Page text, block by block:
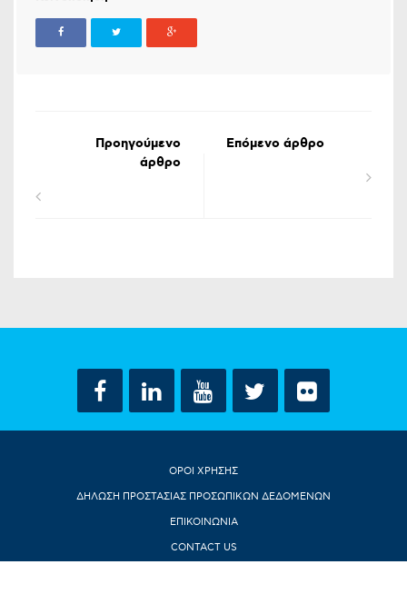
Προηγούμενο
άρθρο
Επόμενο άρθρο
ΟΡΟΙ ΧΡΗΣΗΣ
ΔΗΛΩΣΗ ΠΡΟΣΤΑΣΙΑΣ ΠΡΟΣΩΠΙΚΩΝ ΔΕΔΟΜΕΝΩΝ
ΕΠΙΚΟΙΝΩΝΙΑ
CONTACT US